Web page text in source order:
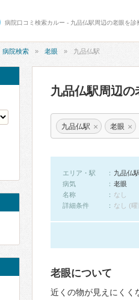
病院口コミ検索カルー - 九品仏駅周辺の老眼を
病院検索 老眼 九品仏駅
九品仏駅周辺
九品仏駅 × 老眼 ×
エリア・駅
九品仏
病気
老眼
名称
なし
詳細条件
なし (
老眼について
近くの物が見えにくく